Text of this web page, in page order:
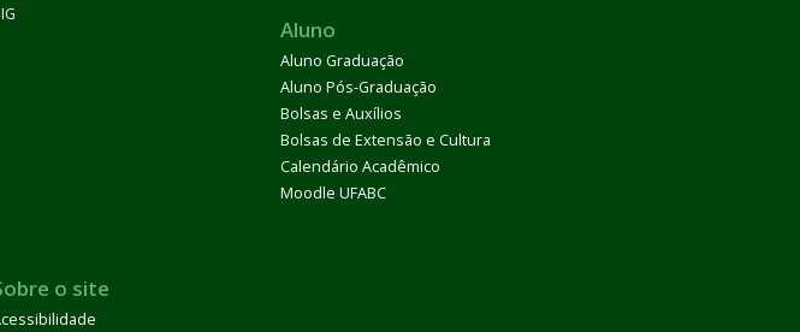
Aluno
Aluno Graduação
Aluno Pós-Graduação
Bolsas e Auxílios
Bolsas de Extensão e Cultura
Calendário Acadêmico
Moodle UFABC
o site